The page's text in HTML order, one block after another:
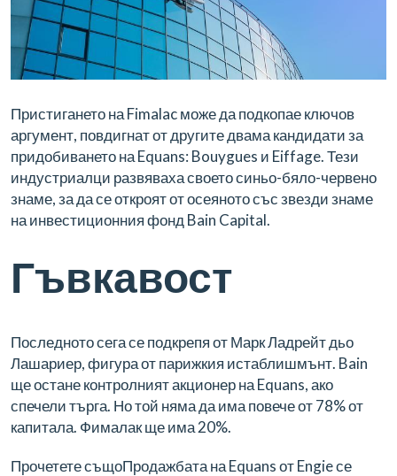
Пристигането на Fimalac може да подкопае ключов
аргумент, повдигнат от другите двама кандидати за
придобиването на Equans: Bouygues и Eiffage. Тези
индустриалци развяваха своето синьо-бяло-червено
знаме, за да се откроят от осеяното със звезди знаме
на инвестиционния фонд Bain Capital.
Гъвкавост
Последното сега се подкрепя от Марк Ладрейт дьо
Лашариер, фигура от парижкия истаблишмънт. Bain
ще остане контролният акционер на Equans, ако
спечели търга. Но той няма да има повече от 78% от
капитала. Фималак ще има 20%.
Прочетете същоПродажбата на Equans от Engie се